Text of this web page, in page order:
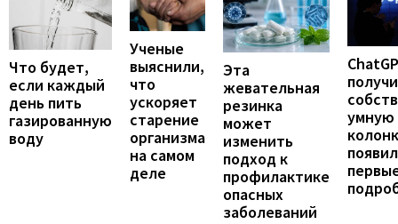
Что будет,
если каждый
день пить
газированную
воду
Ученые
выяснили,
что
ускоряет
старение
организма
на самом
деле
Эта
жевательная
резинка
может
изменить
подход к
профилактике
опасных
заболеваний
умную